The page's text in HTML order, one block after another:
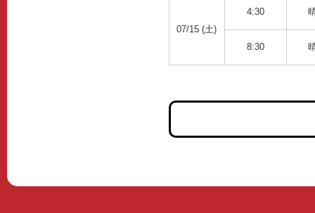
07/15 (土)
4:30
8:30